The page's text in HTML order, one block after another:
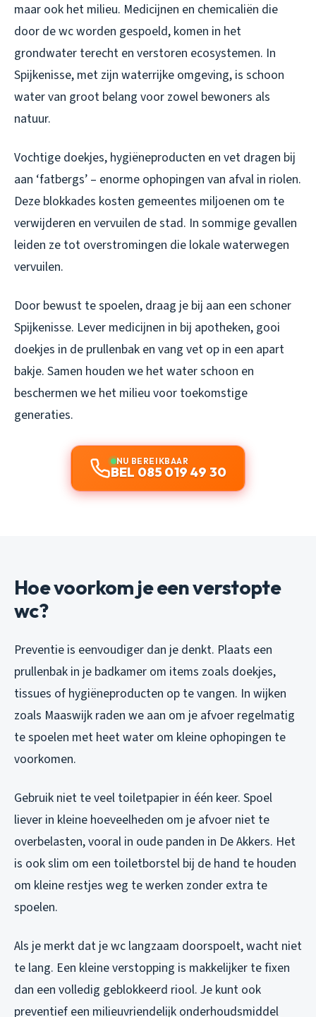
maar ook het milieu. Medicijnen en chemicaliën die
door de wc worden gespoeld, komen in het
grondwater terecht en verstoren ecosystemen. In
Spijkenisse, met zijn waterrijke omgeving, is schoon
water van groot belang voor zowel bewoners als
natuur.
Vochtige doekjes, hygiëneproducten en vet dragen bij
aan ‘fatbergs’ – enorme ophopingen van afval in riolen.
Deze blokkades kosten gemeentes miljoenen om te
verwijderen en vervuilen de stad. In sommige gevallen
leiden ze tot overstromingen die lokale waterwegen
vervuilen.
Door bewust te spoelen, draag je bij aan een schoner
Spijkenisse. Lever medicijnen in bij apotheken, gooi
doekjes in de prullenbak en vang vet op in een apart
bakje. Samen houden we het water schoon en
beschermen we het milieu voor toekomstige
generaties.
NU BEREIKBAAR
BEL 085 019 49 30
Hoe voorkom je een verstopte
wc?
Preventie is eenvoudiger dan je denkt. Plaats een
prullenbak in je badkamer om items zoals doekjes,
tissues of hygiëneproducten op te vangen. In wijken
zoals Maaswijk raden we aan om je afvoer regelmatig
te spoelen met heet water om kleine ophopingen te
voorkomen.
Gebruik niet te veel toiletpapier in één keer. Spoel
liever in kleine hoeveelheden om je afvoer niet te
overbelasten, vooral in oude panden in De Akkers. Het
is ook slim om een toiletborstel bij de hand te houden
om kleine restjes weg te werken zonder extra te
spoelen.
Als je merkt dat je wc langzaam doorspoelt, wacht niet
te lang. Een kleine verstopping is makkelijker te fixen
dan een volledig geblokkeerd riool. Je kunt ook
preventief een milieuvriendelijk onderhoudsmiddel